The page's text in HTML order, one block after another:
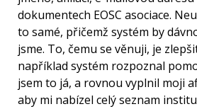
dokumentech EOSC asociace.
to samé, přičemž systém by
jsme. To, čemu se věnuji, je
například systém rozpoznal
jsem to já, a rovnou vyplnil moji
aby mi nabízel celý seznam